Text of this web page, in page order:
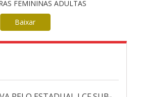
FEMININAS ADULTAS
Baixar